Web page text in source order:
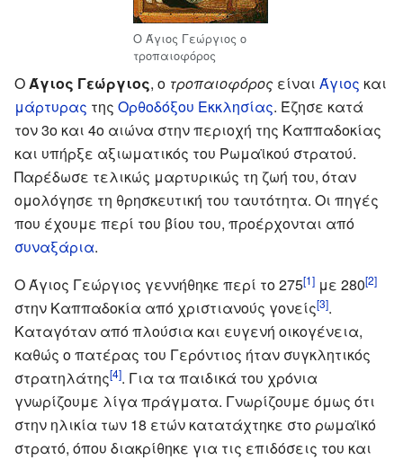
Ο Άγιος Γεώργιος ο
τροπαιοφόρος
ΟΆγιος Γεώργιος, ο τροπαιοφόρος είναι Άγιος και
μάρτυρας της Ορθοδόξου Εκκλησίας. Έζησε κατά
τον 3ο και 4ο αιώνα στην περιοχή της Καππαδοκίας
και υπήρξε αξιωματικός του Ρωμαϊκού στρατού.
Παρέδωσε τελικώς μαρτυρικώς τη ζωή του, όταν
ομολόγησε τη θρησκευτική του ταυτότητα. Οι πηγές
που έχουμε περί του βίου του, προέρχονται από
συναξάρια.
Ο Άγιος Γεώργιος γεννήθηκε περί το 275[1] με 280[2]
στην Καππαδοκία από χριστιανούς γονείς[3].
Καταγόταν από πλούσια και ευγενή οικογένεια,
καθώς ο πατέρας του Γερόντιος ήταν συγκλητικός
στρατηλάτης[4]. Για τα παιδικά του χρόνια
γνωρίζουμε λίγα πράγματα. Γνωρίζουμε όμως ότι
στην ηλικία των 18 ετών κατατάχτηκε στο ρωμαϊκό
στρατό, όπου διακρίθηκε για τις επιδόσεις του και